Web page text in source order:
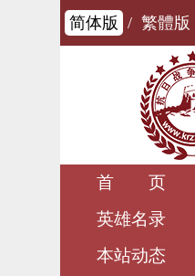
简体版 / 繁體版
首 页
英雄名录
本站动态